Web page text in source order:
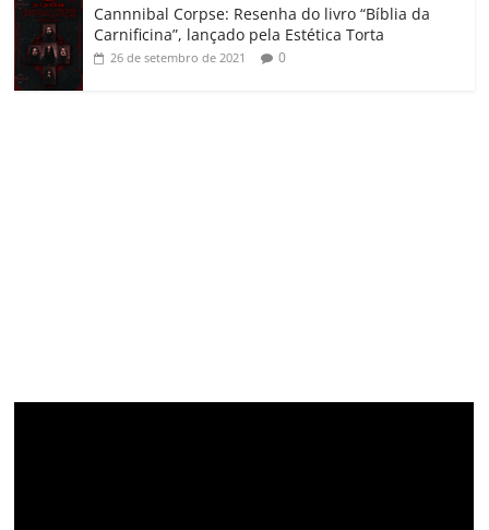
Cannnibal Corpse: Resenha do livro “Bíblia da
Carnificina”, lançado pela Estética Torta
26 de setembro de 2021 0